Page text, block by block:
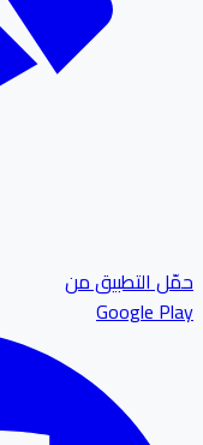
التطبيق من
Google